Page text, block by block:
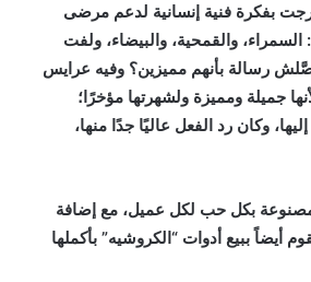
بفكرة فنية إنسانية لدعم مرضى
والقمحية، والبيضاء، ولفت
رسالة بأنهم مميزين؟ وفيه عرايس
جميلة ومميزة ولشهرتها مؤخرًا؛
وكان رد الفعل عاليًا جدًا منها،
بكل حب لكل عميل، مع إضافة
أيضاً ببيع أدوات “الكروشيه” بأكملها